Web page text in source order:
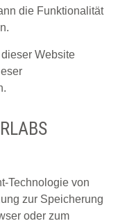
die Funktionalität
Website
Technologie von
zur Speicherung
oder zum